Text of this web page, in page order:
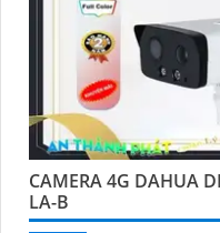
CAMERA 4G DAHUA
LA-B